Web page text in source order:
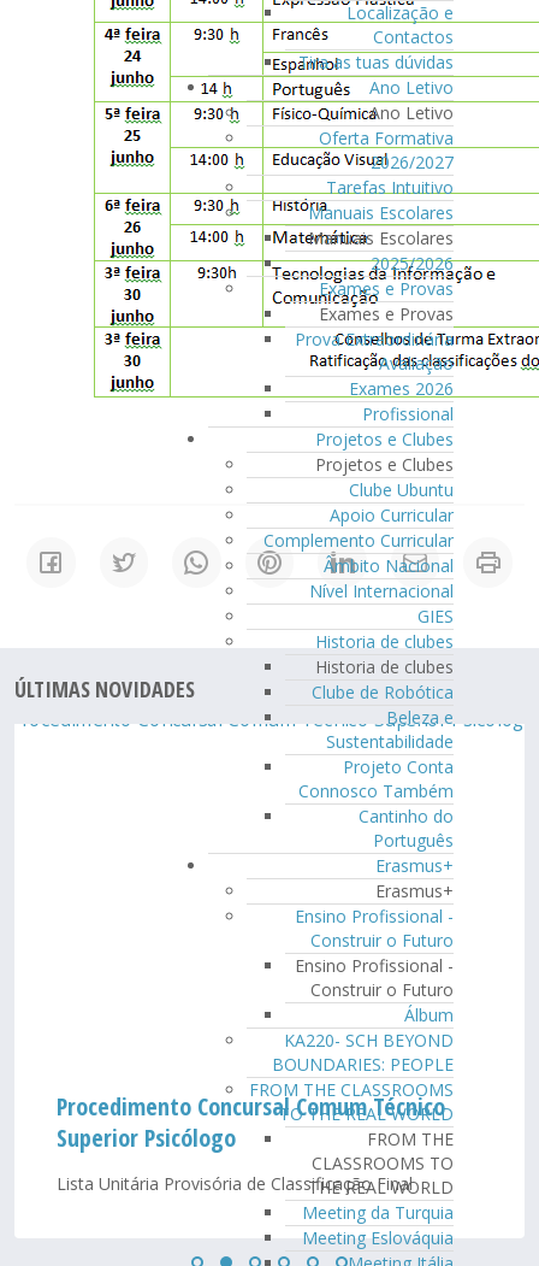
Localização e
Contactos
Tira as tuas dúvidas
Ano Letivo
Ano Letivo
Oferta Formativa
2026/2027
Tarefas Intuitivo
Manuais Escolares
Manuais Escolares
2025/2026
Exames e Provas
Exames e Provas
Prova Extraordinária
Avaliação
Exames 2026
Profissional
Projetos e Clubes
Projetos e Clubes
Clube Ubuntu
Apoio Curricular
Complemento Curricular
Âmbito Nacional
Nível Internacional
GIES
Historia de clubes
Historia de clubes
Clube de Robótica
Beleza e
Sustentabilidade
Projeto Conta
Connosco Também
Cantinho do
Português
Erasmus+
Erasmus+
Ensino Profissional -
Construir o Futuro
Ensino Profissional -
Construir o Futuro
Álbum
KA220- SCH BEYOND
BOUNDARIES: PEOPLE
FROM THE CLASSROOMS
TO THE REAL WORLD
FROM THE
CLASSROOMS TO
THE REAL WORLD
Meeting da Turquia
Meeting Eslováquia
ÚLTIMAS NOVIDADES
Procedimento Concursal Comum Técnico
Superior Psicólogo
Lista Unitária Provisória de Classificação Final